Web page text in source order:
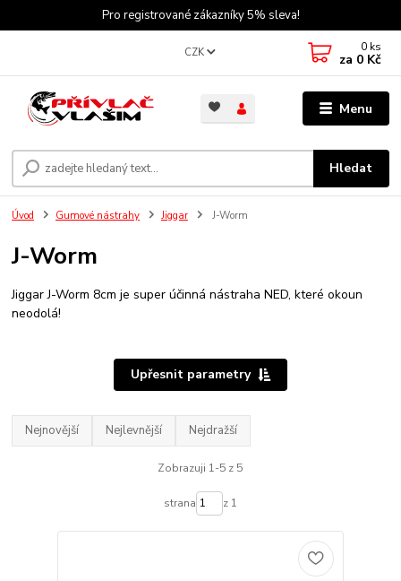
Pro registrované zákazníky 5% sleva!
Menu
CZK
Hledat
0 ks
za 0 Kč
Úvod Gumové nástrahy Jiggar J-Worm
J-Worm
Jiggar J-Worm 8cm je super účinná nástraha NED, které okoun
neodolá!
Upřesnit parametry
Nejnovější Nejlevnější Nejdražší
Zobrazuji 1-5 z 5
strana z 1